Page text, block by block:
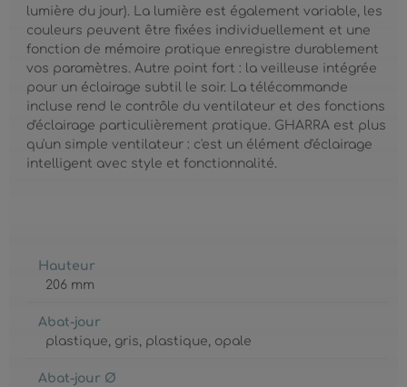
lumière du jour). La lumière est également variable, les
couleurs peuvent être fixées individuellement et une
fonction de mémoire pratique enregistre durablement
vos paramètres. Autre point fort : la veilleuse intégrée
pour un éclairage subtil le soir. La télécommande
incluse rend le contrôle du ventilateur et des fonctions
d'éclairage particulièrement pratique. GHARRA est plus
qu'un simple ventilateur : c'est un élément d'éclairage
intelligent avec style et fonctionnalité.
Hauteur
206 mm
Abat-jour
plastique, gris, plastique, opale
Abat-jour Ø